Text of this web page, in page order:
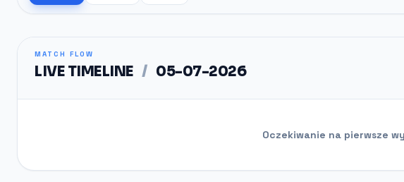
MATCH FLOW
LIVE TIMELINE / 05-07-2026
Oczekiwanie na pierwsze